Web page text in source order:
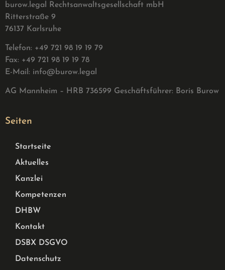
burow.legal Rechtsanwaltsgesellschaft mbH
Ritterstraße 9
76137 Karlsruhe
Telefon: +49 721 98 19 19 79
Fax: +49 721 98 19 19 78
E-Mail: info@burow.legal
AG Mannheim – HRB 736599 Geschäftsführer: Boris Burow
Seiten
Startseite
Aktuelles
Kanzlei
Kompetenzen
DHBW
Kontakt
DSBX DSGVO
Datenschutz